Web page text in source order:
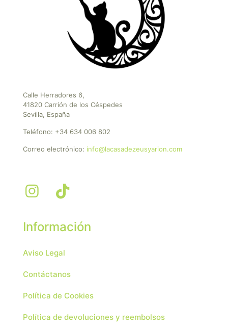
Calle Herradores 6,
41820 Carrión de los Céspedes
Sevilla, España
Teléfono: +34 634 006 802
Correo electrónico: info@lacasadezeusyarion.com
Información
Aviso Legal
Contáctanos
Política de Cookies
Política de devoluciones y reembolsos